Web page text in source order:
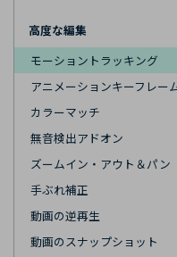
高度な編集
モーショントラッキング
アニメーションキーフレー
カラーマッチ
無音検出アドオン
ズームイン・アウト＆パン
手ぶれ補正
動画の逆再生
動画のスナップショット